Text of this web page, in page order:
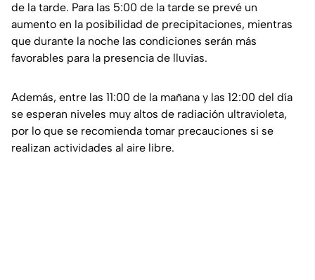
de la tarde. Para las 5:00 de la tarde se prevé un
aumento en la posibilidad de precipitaciones, mientras
que durante la noche las condiciones serán más
favorables para la presencia de lluvias.
Además, entre las 11:00 de la mañana y las 12:00 del día
se esperan niveles muy altos de radiación ultravioleta,
por lo que se recomienda tomar precauciones si se
realizan actividades al aire libre.